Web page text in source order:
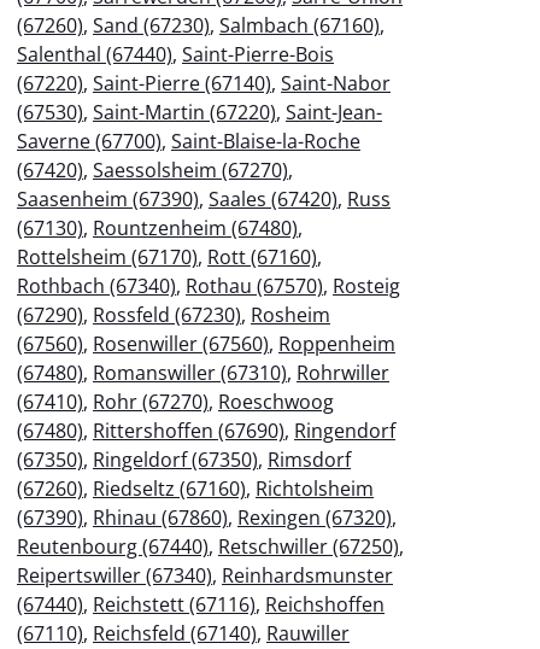
(67260), Sand (67230), Salmbach (67160),
Salenthal (67440), Saint-Pierre-Bois
(67220), Saint-Pierre (67140), Saint-Nabor
(67530), Saint-Martin (67220), Saint-Jean-
Saverne (67700), Saint-Blaise-la-Roche
(67420), Saessolsheim (67270),
Saasenheim (67390), Saales (67420), Russ
(67130), Rountzenheim (67480),
Rottelsheim (67170), Rott (67160),
Rothbach (67340), Rothau (67570), Rosteig
(67290), Rossfeld (67230), Rosheim
(67560), Rosenwiller (67560), Roppenheim
(67480), Romanswiller (67310), Rohrwiller
(67410), Rohr (67270), Roeschwoog
(67480), Rittershoffen (67690), Ringendorf
(67350), Ringeldorf (67350), Rimsdorf
(67260), Riedseltz (67160), Richtolsheim
(67390), Rhinau (67860), Rexingen (67320),
Reutenbourg (67440), Retschwiller (67250),
Reipertswiller (67340), Reinhardsmunster
(67440), Reichstett (67116), Reichshoffen
(67110), Reichsfeld (67140), Rauwiller